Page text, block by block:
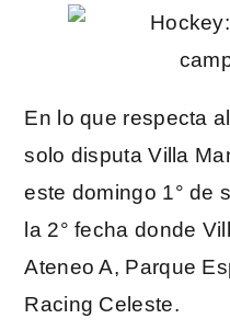
En lo que respecta
solo disputa Villa
este domingo 1° de
la 2° fecha donde
Ateneo A, Parque
Racing Celeste.